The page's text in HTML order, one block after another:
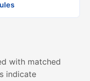
with matched
indicate